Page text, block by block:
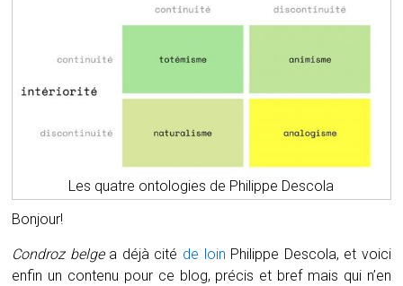
Les quatre ontologies de Philippe Descola
Bonjour!
Condroz belgea déjà cité de loin Philippe Descola, et voici
enfin un contenu pour ce blog, précis et bref mais qui n’en